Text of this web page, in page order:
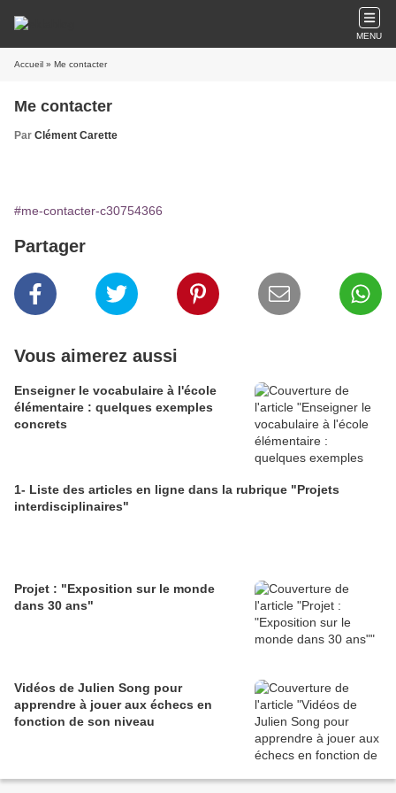
MENU
Accueil » Me contacter
Me contacter
Par Clément Carette
#me-contacter-c30754366
Partager
Vous aimerez aussi
Enseigner le vocabulaire à l'école
élémentaire : quelques exemples
concrets
1- Liste des articles en ligne dans la rubrique "Projets
interdisciplinaires"
Projet : "Exposition sur le monde
dans 30 ans"
Vidéos de Julien Song pour
apprendre à jouer aux échecs en
fonction de son niveau